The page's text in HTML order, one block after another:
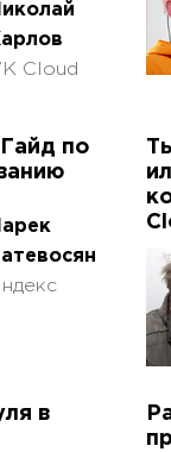
Cloud
по
в